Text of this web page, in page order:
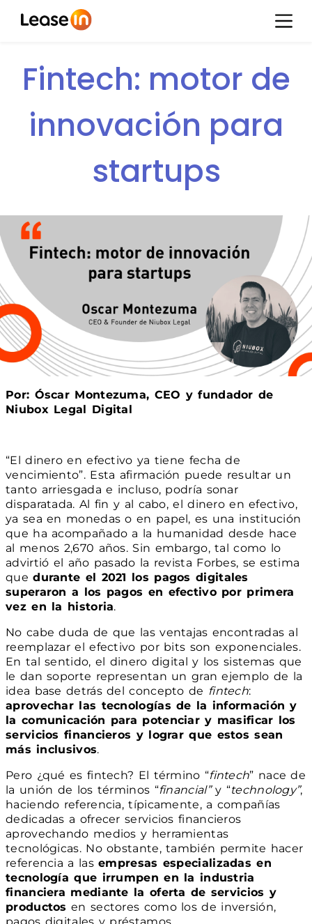
Fintech: motor de
innovación para
startups
Por: Óscar Montezuma, CEO y fundador de
Niubox Legal Digital
“El dinero en efectivo ya tiene fecha de
vencimiento”. Esta afirmación puede resultar un
tanto arriesgada e incluso, podría sonar
disparatada. Al fin y al cabo, el dinero en efectivo,
ya sea en monedas o en papel, es una institución
que ha acompañado a la humanidad desde hace
al menos 2,670 años. Sin embargo, tal como lo
advirtió el año pasado la revista Forbes, se estima
quedurante el 2021 los pagos digitales
superaron a los pagos en efectivo por primera
vez en la historia.
No cabe duda de que las ventajas encontradas al
reemplazar el efectivo por bits son exponenciales.
En tal sentido, el dinero digital y los sistemas que
le dan soporte representan un gran ejemplo de la
idea base detrás del concepto de fintech:
aprovechar las tecnologías de la información y
la comunicación para potenciar y masificar los
servicios financieros y lograr que estos sean
más inclusivos.
Pero ¿qué es fintech? El término “fintech” nace de
la unión de los términos “financial”y “technology”,
haciendo referencia, típicamente, a compañías
dedicadas a ofrecer servicios financieros
aprovechando medios y herramientas
tecnológicas. No obstante, también permite hacer
referencia a lasempresas especializadas en
tecnología que irrumpen en la industria
financiera mediante la oferta de servicios y
productos en sectores como los de inversión,